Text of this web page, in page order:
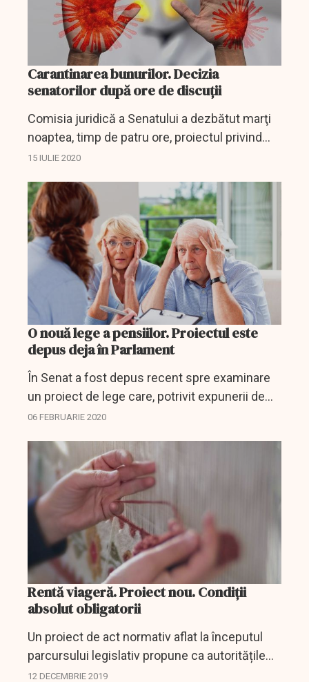
Carantinarea bunurilor. Decizia
senatorilor după ore de discuții
Comisia juridică a Senatului a dezbătut marţi
noaptea, timp de patru ore, proiectul privind
carantina şi izolarea, membrii forului
asupra raportului...
15 IULIE 2020
O nouă lege a pensiilor. Proiectul este
depus deja în Parlament
În Senat a fost depus recent spre examinare
un proiect de lege care, potrivit expunerii de
motive, își propune să creeze un cadru
notarilor...
06 FEBRUARIE 2020
Rentă viageră. Proiect nou. Condiții
absolut obligatorii
Un proiect de act normativ aflat la începutul
parcursului legislativ propune ca autoritățile
locale să acorde o rentă viageră, ce-ar putea
12 DECEMBRIE 2019